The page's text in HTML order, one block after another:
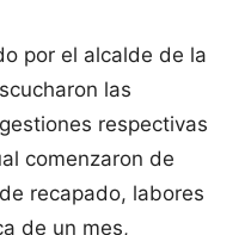
por el alcalde de la
las
respectivas
comenzaron de
recapado, labores
de un mes,